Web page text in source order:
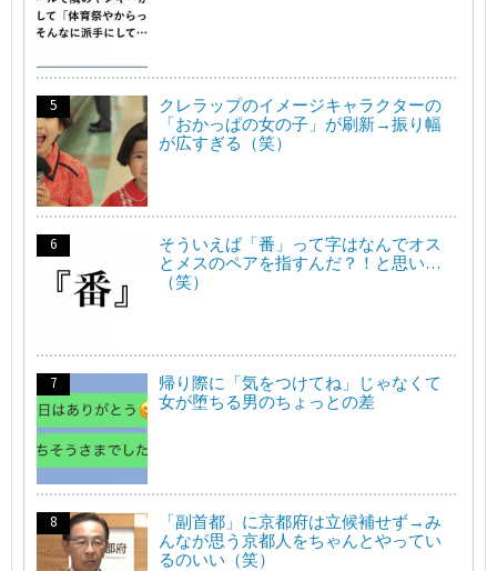
クレラップのイメージキャラクターの
「おかっぱの女の子」が刷新→振り幅
が広すぎる（笑）
そういえば「番」って字はなんでオス
とメスのペアを指すんだ？！と思い…
（笑）
帰り際に「気をつけてね」じゃなくて
女が堕ちる男のちょっとの差
「副首都」に京都府は立候補せず→み
んなが思う京都人をちゃんとやってい
るのいい（笑）